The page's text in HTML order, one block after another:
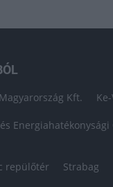
Kft.
repülőtér Strabag